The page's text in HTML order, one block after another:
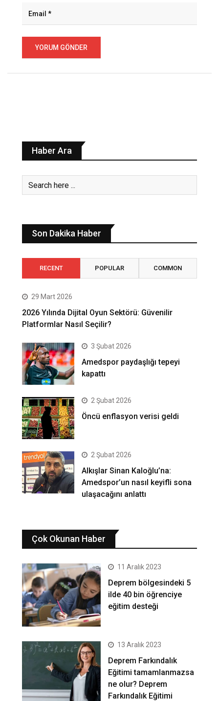
Haber Ara
Son Dakika Haber
RECENT POPULAR COMMON
29 Mart 2026
2026 Yılında Dijital Oyun Sektörü: Güvenilir
Platformlar Nasıl Seçilir?
3 Şubat 2026
Amedspor paydaşlığı tepeyi
kapattı
2 Şubat 2026
Öncü enflasyon verisi geldi
2 Şubat 2026
Alkışlar Sinan Kaloğlu’na:
Amedspor’un nasıl keyifli sona
ulaşacağını anlattı
Çok Okunan Haber
11 Aralık 2023
Deprem bölgesindeki 5
ilde 40 bin öğrenciye
eğitim desteği
13 Aralık 2023
Deprem Farkındalık
Eğitimi tamamlanmazsa
ne olur? Deprem
Farkındalık Eğitimi